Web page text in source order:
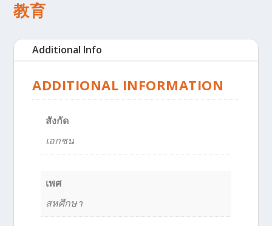
教育
Additional Info
ADDITIONAL INFORMATION
สังกัด
เอกชน
เพศ
สหศึกษา